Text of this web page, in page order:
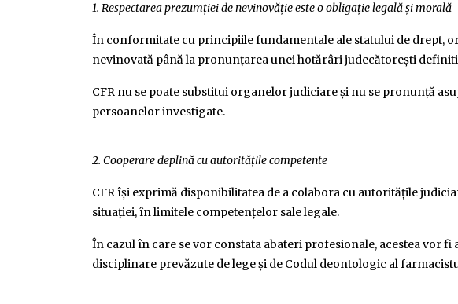
1. Respectarea prezumției de nevinovăție este o obligație legală și morală
În conformitate cu principiile fundamentale ale statului de drept,
nevinovată până la pronunțarea unei hotărâri judecătorești
CFR nu se poate substitui organelor judiciare și nu se pronunță
persoanelor investigate.
2. Cooperare deplină cu autoritățile competente
CFR își exprimă disponibilitatea de a colabora cu autoritățile
situației, în limitele competențelor sale legale.
În cazul în care se vor constata abateri profesionale, acestea vor
disciplinare prevăzute de lege și de Codul deontologic al